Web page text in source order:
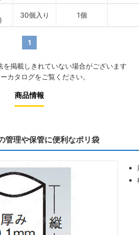
)
30個入り 1個
1
を掲載しきれていない場合がございます
ーカタログをご覧ください。
商品情報
管理や保管に便利なポリ袋